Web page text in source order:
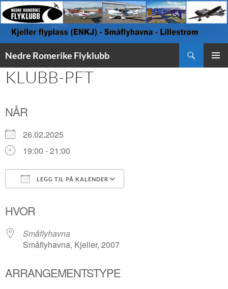
Nedre Romerike Flyklubb
TIL
INNHOLD
KLUBB-PFT
NÅR
26.02.2025
19:00 - 21:00
LEGG TIL PÅ KALENDER
HVOR
Småflyhavna
Småflyhavna, Kjeller, 2007
ARRANGEMENTSTYPE